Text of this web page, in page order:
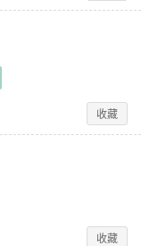
收藏
收藏